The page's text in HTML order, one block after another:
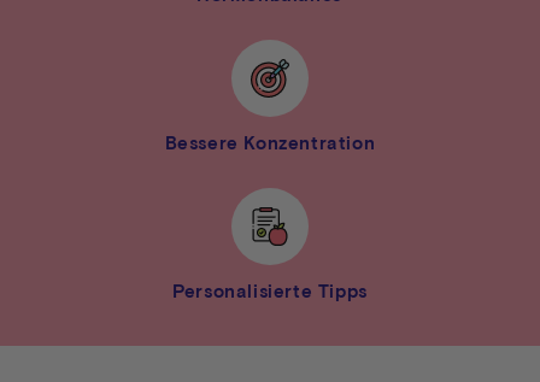
Bessere Konzentration
Personalisierte Tipps